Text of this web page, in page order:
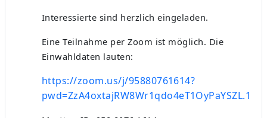
Interessierte sind herzlich eingeladen.
Eine Teilnahme per Zoom ist möglich. Die
Einwahldaten lauten:
https://zoom.us/j/95880761614?
pwd=ZzA4oxtajRW8Wr1qdo4eT1OyPaYSZL.1